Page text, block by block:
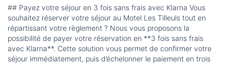
## Payez votre séjour en 3 fois sans frais avec Klarna Vous
souhaitez réserver votre séjour au Motel Les Tilleuls tout en
répartissant votre règlement ? Nous vous proposons la
possibilité de payer votre réservation en **3 fois sans frais
avec Klarna**. Cette solution vous permet de confirmer votre
séjour immédiatement, puis d’échelonner le paiement en trois